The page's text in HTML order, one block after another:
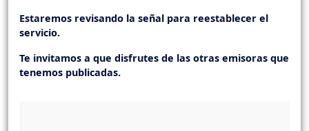
Estaremos revisando la señal para reestablecer el
servicio.
Te invitamos a que disfrutes de las otras emisoras que
tenemos publicadas.